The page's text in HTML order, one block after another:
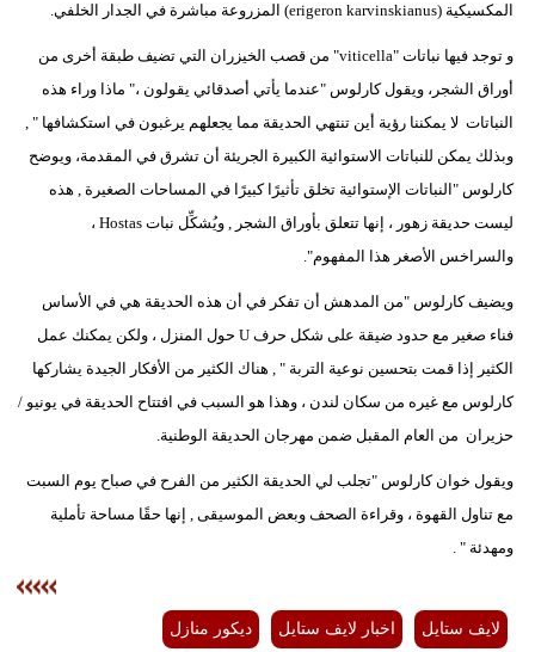
المكسيكية (erigeron karvinskianus) المزروعة مباشرة في الجدار الخلفي.
و توجد فيها نباتات "viticella" من قصب الخيزران التي تضيف طبقة أخرى من
أوراق الشجر، ويقول كارلوس "عندما يأتي أصدقائي يقولون ،" ماذا وراء هذه
النباتات لا يمكننا رؤية أين تنتهي الحديقة مما يجعلهم يرغبون في استكشافها " ,
وبذلك يمكن للنباتات الاستوائية الكبيرة الجريئة أن تشرق في المقدمة، ويوضح
كارلوس "النباتات الإستوائية تخلق تأثيرًا كبيرًا في المساحات الصغيرة , هذه
ليست حديقة زهور ، إنها تتعلق بأوراق الشجر , ويُشكِّل نبات Hostas ،
والسراخس الأصغر هذا المفهوم".
ويضيف كارلوس "من المدهش أن تفكر في أن هذه الحديقة هي في الأساس
فناء صغير مع حدود ضيقة على شكل حرف U حول المنزل ، ولكن يمكنك عمل
الكثير إذا قمت بتحسين نوعية التربة " , هناك الكثير من الأفكار الجيدة يشاركها
كارلوس مع غيره من سكان لندن ، وهذا هو السبب في افتتاح الحديقة في يونيو /
حزيران من العام المقبل ضمن مهرجان الحديقة الوطنية.
ويقول خوان كارلوس "تجلب لي الحديقة الكثير من الفرح في صباح يوم السبت
مع تناول القهوة ، وقراءة الصحف وبعض الموسيقى , إنها حقًا مساحة تأملية
ومهدئة " .
لايف ستايل اخبار لايف ستايل ديكور منازل